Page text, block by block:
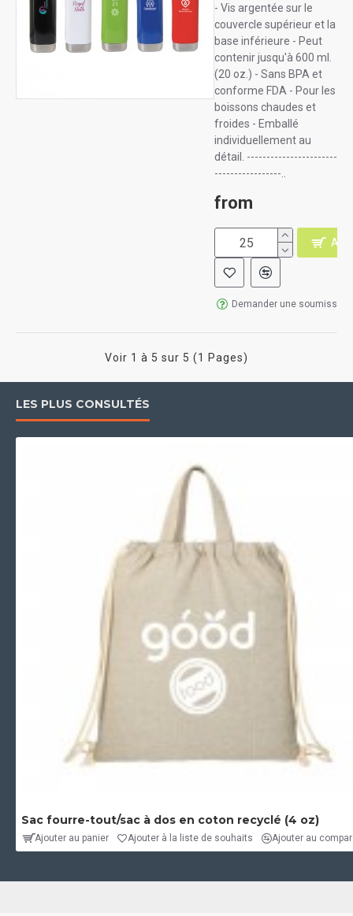
- Vis argentée sur le
couvercle supérieur et la
base inférieure - Peut
contenir jusqu'à 600 ml.
(20 oz.) - Sans BPA et
conforme FDA - Pour les
boissons chaudes et
froides - Emballé
individuellement au
détail. -----------------------
-----------------..
from
Demander une soumission
Voir 1 à 5 sur 5 (1 Pages)
LES PLUS CONSULTÉS
Sac fourre-tout/sac à dos en coton recyclé (4 oz)
Ajouter au panier Ajouter à la liste de souhaits Ajouter au